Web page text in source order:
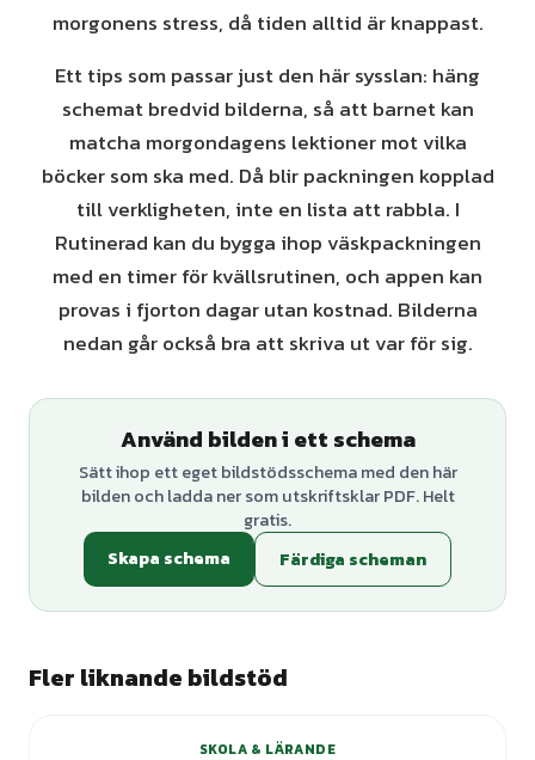
morgonens stress, då tiden alltid är knappast.
Ett tips som passar just den här sysslan: häng
schemat bredvid bilderna, så att barnet kan
matcha morgondagens lektioner mot vilka
böcker som ska med. Då blir packningen kopplad
till verkligheten, inte en lista att rabbla. I
Rutinerad kan du bygga ihop väskpackningen
med en timer för kvällsrutinen, och appen kan
provas i fjorton dagar utan kostnad. Bilderna
nedan går också bra att skriva ut var för sig.
Använd bilden i ett schema
Sätt ihop ett eget bildstödsschema med den här
bilden och ladda ner som utskriftsklar PDF. Helt
gratis.
Skapa schema
Färdiga scheman
Fler liknande bildstöd
SKOLA & LÄRANDE